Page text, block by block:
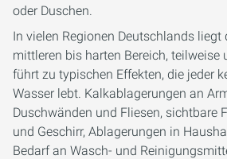
oder Duschen.
In vielen Regionen Deutschlands liegt
mittleren bis harten Bereich, teilweise
führt zu typischen Effekten, die jeder
Wasser lebt. Kalkablagerungen an
Duschwänden und Fliesen, sichtbare
und Geschirr, Ablagerungen in
Bedarf an Wasch- und